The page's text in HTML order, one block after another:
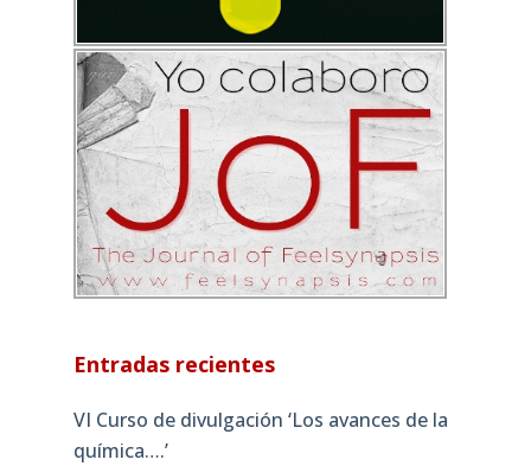
Entradas recientes
VI Curso de divulgación ‘Los avances de la
química….’